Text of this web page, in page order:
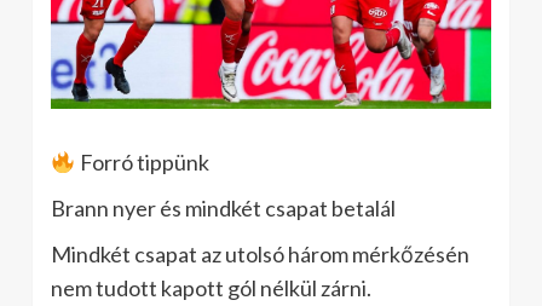
Forró tippünk
Brann nyer és mindkét csapat betalál
Mindkét csapat az utolsó három mérkőzésén
nem tudott kapott gól nélkül zárni.